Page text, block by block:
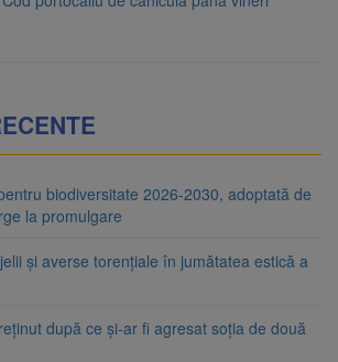
biodiversitate 2026-2030, adoptată de
la promulgare
și averse torențiale în jumătatea estică a
după ce și-ar fi agresat soția de două